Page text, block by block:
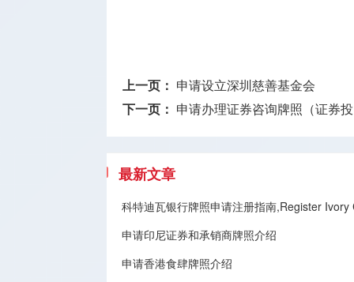
上一页： 申请设立深圳慈善基金会
下一页： 申请办理证券咨询牌照（证券
最新文章
科特迪瓦银行牌照申请注册指南,Register
申请印尼证券和承销商牌照介绍
申请香港食肆牌照介绍